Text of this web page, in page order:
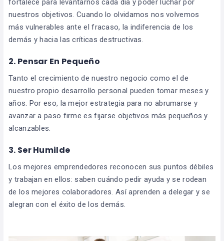
nuestros objetivos. Cuando lo olvidamos nos volvemos
más vulnerables ante el fracaso, la indiferencia de los
demás y hacia las críticas destructivas.
2. Pensar En Pequeño
Tanto el crecimiento de nuestro negocio como el de
nuestro propio desarrollo personal pueden tomar meses y
años. Por eso, la mejor estrategia para no abrumarse y
avanzar a paso firme es fijarse objetivos más pequeños y
alcanzables.
3. Ser Humilde
Los mejores emprendedores reconocen sus puntos débiles
y trabajan en ellos: saben cuándo pedir ayuda y se rodean
de los mejores colaboradores. Así aprenden a delegar y se
alegran con el éxito de los demás.